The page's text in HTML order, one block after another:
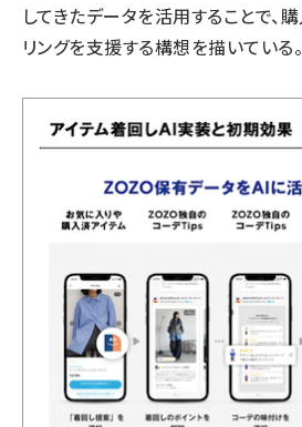
してきたデータを活用することで、
リングを支援する構想を描いている。